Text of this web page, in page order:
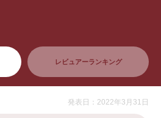
レビュアーランキング
発表日：2022年3月31日